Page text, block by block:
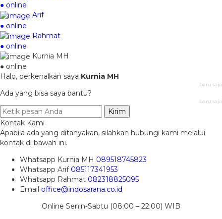
● online
Arif
● online
Rahmat
● online
Kurnia MH
● online
Halo, perkenalkan saya Kurnia MH
baru saja
Ada yang bisa saya bantu?
baru saja
Kirim
Kontak Kami
Apabila ada yang ditanyakan, silahkan hubungi kami melalui
kontak di bawah ini.
Whatsapp Kurnia MH 089518745823
Whatsapp Arif 085117341953
Whatsapp Rahmat 082318825095
Email office@indosarana.co.id
Online Senin-Sabtu (08:00 – 22:00) WIB